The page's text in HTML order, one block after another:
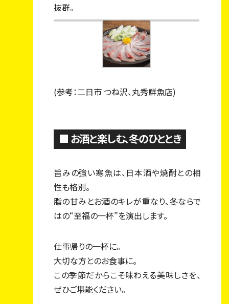
抜群。
(参考：二日市 つね沢、丸秀鮮魚店)
■ お酒と楽しむ、冬のひととき
旨みの強い寒魚は、日本酒や焼酎との相
性も格別。
脂の甘みとお酒のキレが重なり、冬ならで
はの“至福の一杯”を演出します。
仕事帰りの一杯に。
大切な方とのお食事に。
この季節だからこそ味わえる美味しさを、
ぜひご堪能ください。